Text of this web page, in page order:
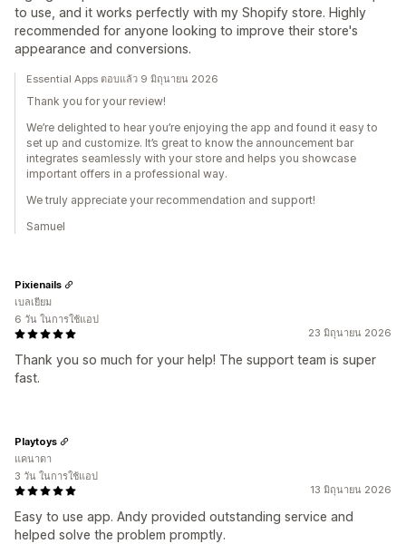
to use, and it works perfectly with my Shopify store. Highly
recommended for anyone looking to improve their store's
appearance and conversions.
Essential Apps ตอบแล้ว 9 มิถุนายน 2026
Thank you for your review!
We’re delighted to hear you’re enjoying the app and found it easy to
set up and customize. It’s great to know the announcement bar
integrates seamlessly with your store and helps you showcase
important offers in a professional way.
We truly appreciate your recommendation and support!
Samuel
23 มิถุนายน 2026
Thank you so much for your help! The support team is super
fast.
Pixienails
เบลเยียม
6 วัน ในการใช้แอป
13 มิถุนายน 2026
Easy to use app. Andy provided outstanding service and
helped solve the problem promptly.
Playtoys
แคนาดา
3 วัน ในการใช้แอป